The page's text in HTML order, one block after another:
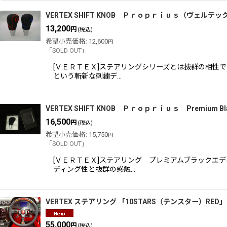
VERTEX SHIFT KNOB Ｐｒｏｐｒｉｕｓ（ヴェルテッ
13,200円 (税込)
希望小売価格: 12,600円
「SOLD OUT」
[ＶＥＲＴＥＸ]ステアリングシリーズとは抜群の相性
という斬新な刺繍デ…
VERTEX SHIFT KNOB Ｐｒｏｐｒｉｕｓ Premium
16,500円 (税込)
希望小売価格: 15,750円
「SOLD OUT」
[ＶＥＲＴＥＸ]ステアリング プレミアムブラックエ
ディング性と抜群の感触…
VERTEX ステアリング 「10STARS（テンスター）RED
55,000円 (税込)